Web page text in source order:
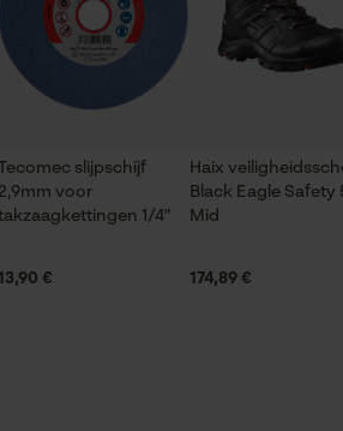
het hele jaar
op het etiket.
Tecomec slijpschijf
2,9mm voor
1/4"
13,90 €
Haix
Black Eagle Safety
Mid
174,89 €
gegevensverwerking opslaan
Econda Tag Manager
Econda Analytics